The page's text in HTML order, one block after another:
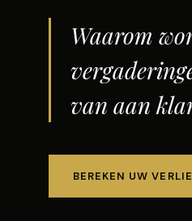
Waarom
van aan
BEREKEN UW